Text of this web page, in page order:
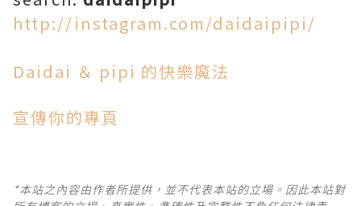
http://instagram.com/daidaipipi/
Daidai ＆ pipi 的快樂魔法
宣傳你的專頁
*本站之內容由作者所提供，並不代表本站的立場。因此本站對